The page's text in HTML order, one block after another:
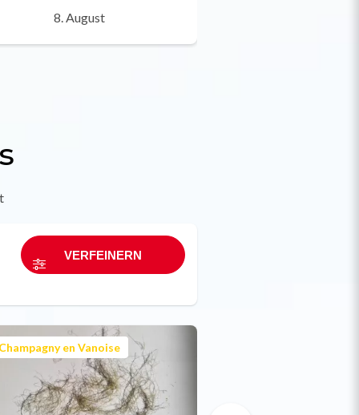
8. August
Champagny en Vanoise